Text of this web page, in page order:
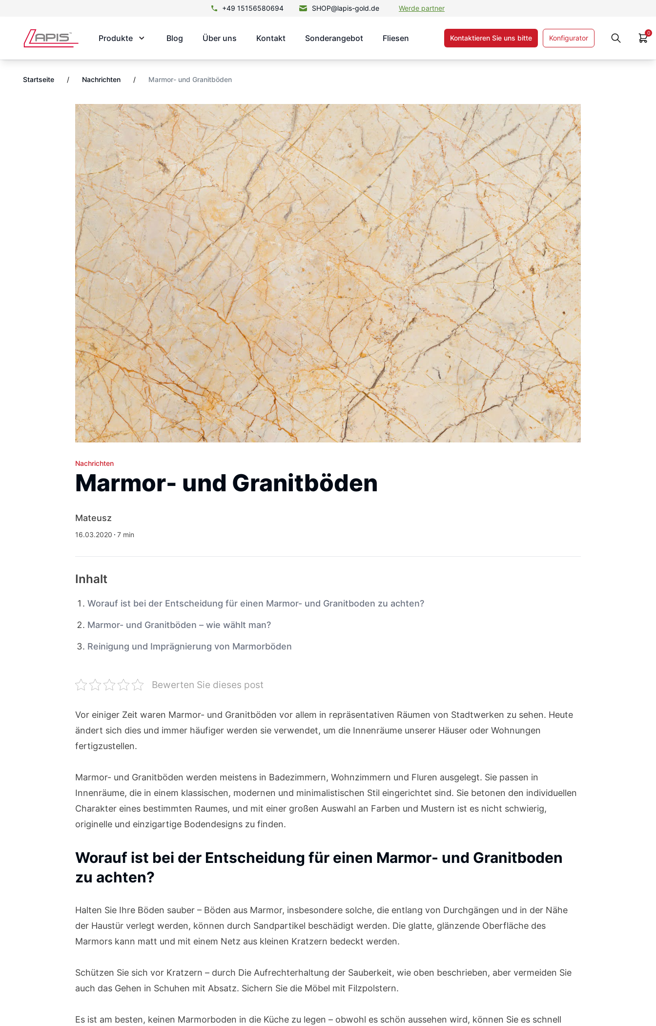
+49 15156580694 SHOP@lapis-gold.de Werde partner
Produkte Blog Über uns Kontakt Sonderangebot Fliesen Kontaktieren Sie uns bitte Konfigurator
0
Startseite / Nachrichten / Marmor- und Granitböden
Nachrichten
Marmor- und Granitböden
Mateusz
16.03.2020 7 min
Inhalt
Worauf ist bei der Entscheidung für einen Marmor- und Granitboden zu achten?
Marmor- und Granitböden – wie wählt man?
Reinigung und Imprägnierung von Marmorböden
Bewerten Sie dieses post
Vor einiger Zeit waren Marmor- und Granitböden vor allem in repräsentativen Räumen von Stadtwerken zu sehen. Heute
ändert sich dies und immer häufiger werden sie verwendet, um die Innenräume unserer Häuser oder Wohnungen
fertigzustellen.
Marmor- und Granitböden werden meistens in Badezimmern, Wohnzimmern und Fluren ausgelegt. Sie passen in
Innenräume, die in einem klassischen, modernen und minimalistischen Stil eingerichtet sind. Sie betonen den individuellen
Charakter eines bestimmten Raumes, und mit einer großen Auswahl an Farben und Mustern ist es nicht schwierig,
originelle und einzigartige Bodendesigns zu finden.
Worauf ist bei der Entscheidung für einen Marmor- und Granitboden
zu achten?
Halten Sie Ihre Böden sauber – Böden aus Marmor, insbesondere solche, die entlang von Durchgängen und in der Nähe
der Haustür verlegt werden, können durch Sandpartikel beschädigt werden. Die glatte, glänzende Oberfläche des
Marmors kann matt und mit einem Netz aus kleinen Kratzern bedeckt werden.
Schützen Sie sich vor Kratzern – durch Die Aufrechterhaltung der Sauberkeit, wie oben beschrieben, aber vermeiden Sie
auch das Gehen in Schuhen mit Absatz. Sichern Sie die Möbel mit Filzpolstern.
Es ist am besten, keinen Marmorboden in die Küche zu legen – obwohl es schön aussehen wird, können Sie es schnell